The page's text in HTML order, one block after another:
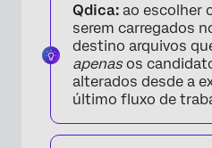
Qdica: ao escolher
serem carregados
destino arquivos
apenasos
alterados desde a
último fluxo de